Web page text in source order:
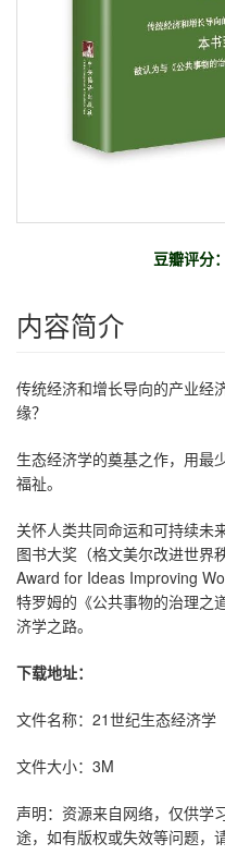
豆瓣评分
内容简介
传统经济和增长导向的产业经
缘？
生态经济学的奠基之作，用最
福祉。
关怀人类共同命运和可持续未
图书大奖（格文美尔改进世界
Award for Ideas Improving
特罗姆的《公共事物的治理之
济学之路。
下载地址：
文件名称：21世纪生态经济学
文件大小：3M
声明：资源来自网络，仅供学
途，如有版权或失效等问题，